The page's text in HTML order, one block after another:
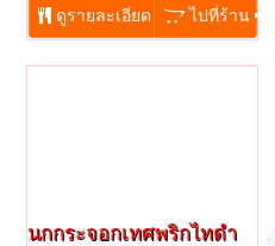
ดูรายละเอียด ไปที่ร้าน
นกกระจอกเทศพริกไทดำ